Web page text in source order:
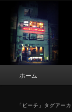
ン
ツ
東京 タト
Bunny
トゥー画像
タトゥーデザイン
ホーム
「 ビーチ 」タグアー